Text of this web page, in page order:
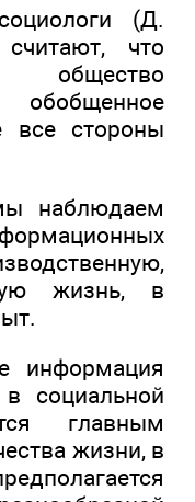
(Д.
что
общество
обобщенное
все стороны
наблюдаем
жизнь, в
информация
социальной
главным
жизни, в